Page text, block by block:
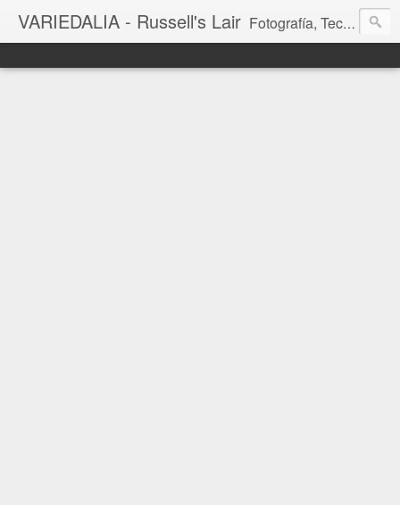
VARIEDALIA - Russell's Lair Fotografía, Tecnología, Cine y Videojuegos en un Blog Multitemática. El rinconcito del creador de FotoMuseo 3D y Left 4 SGC.